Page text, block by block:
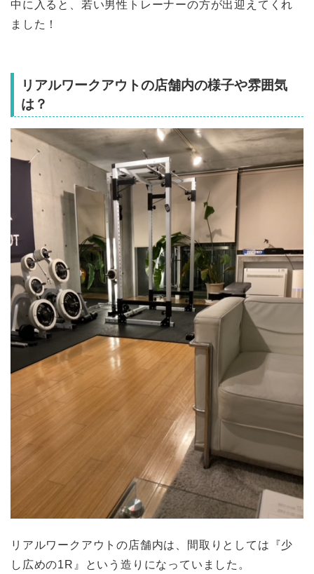
中に入ると、若い男性トレーナーの方が出迎えてくれ
ました！
リアルワークアウトの店舗内の様子や雰囲気
は？
リアルワークアウトの店舗内は、間取りとしては『少
し広めの1R』という造りになっていました。